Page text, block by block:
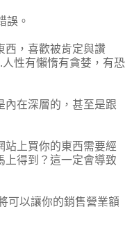
誤。
西，喜歡被肯定與讚
性有懶惰有貪婪，有恐
內在深層的，甚至是跟
站上買你的東西需要經
上得到？這一定會導致
可以讓你的銷售營業額